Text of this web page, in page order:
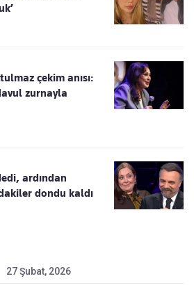
çekim anısı:
zurnayla
ardından
dondu kaldı
27 Şubat, 2026